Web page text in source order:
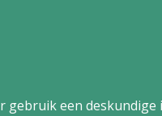
een